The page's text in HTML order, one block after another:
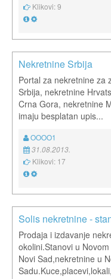
Klikovi: 9
Nekretnine Srbija
Portal za nekretnine za
Srbija, nekretnine
Crna Gora, nekretnine
imaju besplatan upis...
OOOO1
31.08.2013.
Klikovi: 17
Solis nekretnine -
Prodaja i izdavanje
okolini.Stanovi u
Novi Sad,nekretnine u